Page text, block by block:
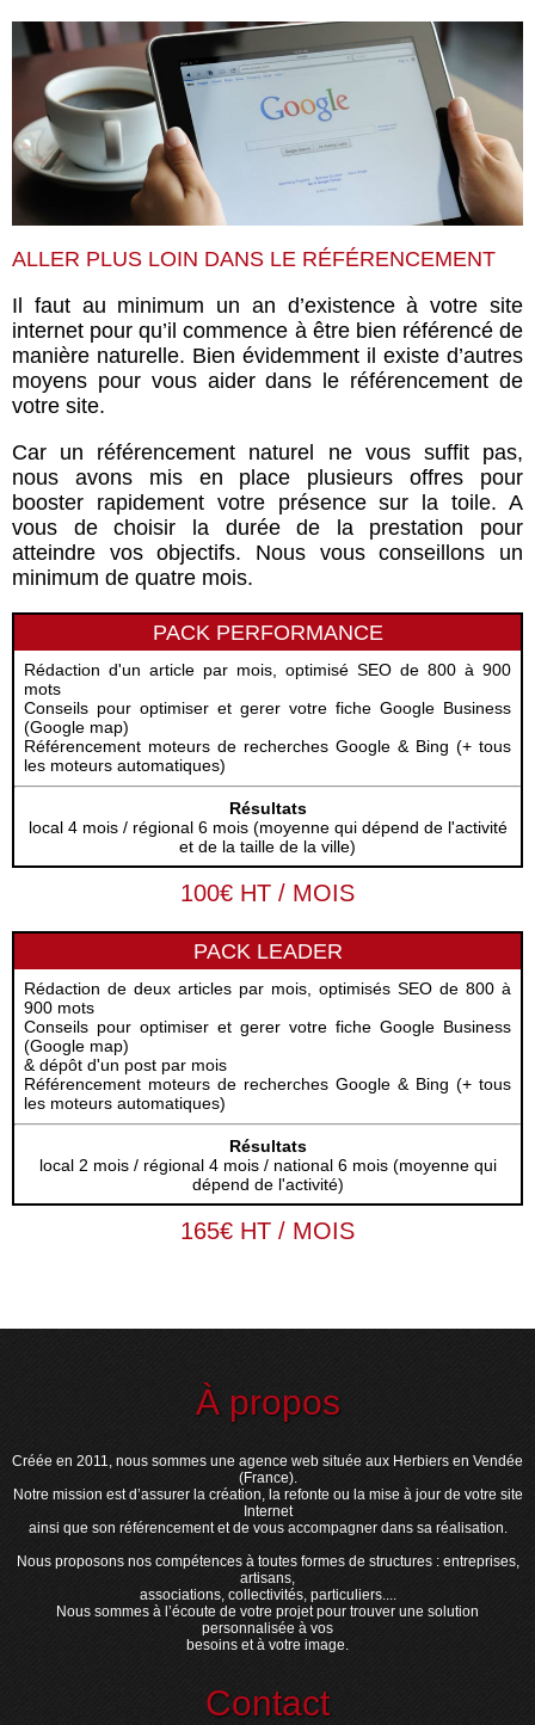
ALLER PLUS LOIN DANS LE RÉFÉRENCEMENT
Il faut au minimum un an d’existence à votre site
internet pour qu’il commence à être bien référencé de
manière naturelle. Bien évidemment il existe d’autres
moyens pour vous aider dans le référencement de
votre site.
Car un référencement naturel ne vous suffit pas,
nous avons mis en place plusieurs offres pour
booster rapidement votre présence sur la toile. A
vous de choisir la durée de la prestation pour
atteindre vos objectifs. Nous vous conseillons un
minimum de quatre mois.
PACK PERFORMANCE
Rédaction d'un article par mois, optimisé SEO de 800 à 900
mots
Conseils pour optimiser et gerer votre fiche Google Business
(Google map)
Référencement moteurs de recherches Google & Bing (+ tous
les moteurs automatiques)
Résultats
local 4 mois / régional 6 mois (moyenne qui dépend de l'activité
et de la taille de la ville)
100€ HT / MOIS
PACK LEADER
Rédaction de deux articles par mois, optimisés SEO de 800 à
900 mots
Conseils pour optimiser et gerer votre fiche Google Business
(Google map)
& dépôt d'un post par mois
Référencement moteurs de recherches Google & Bing (+ tous
les moteurs automatiques)
Résultats
local 2 mois / régional 4 mois / national 6 mois (moyenne qui
dépend de l'activité)
165€ HT / MOIS
À propos
Créée en 2011, nous sommes une agence web située aux Herbiers en Vendée
(France).
Notre mission est d’assurer la création, la refonte ou la mise à jour de votre site
Internet
ainsi que son référencement et de vous accompagner dans sa réalisation.
Nous proposons nos compétences à toutes formes de structures : entreprises,
artisans,
associations, collectivités, particuliers....
Nous sommes à l’écoute de votre projet pour trouver une solution
personnalisée à vos
besoins et à votre image.
Contact